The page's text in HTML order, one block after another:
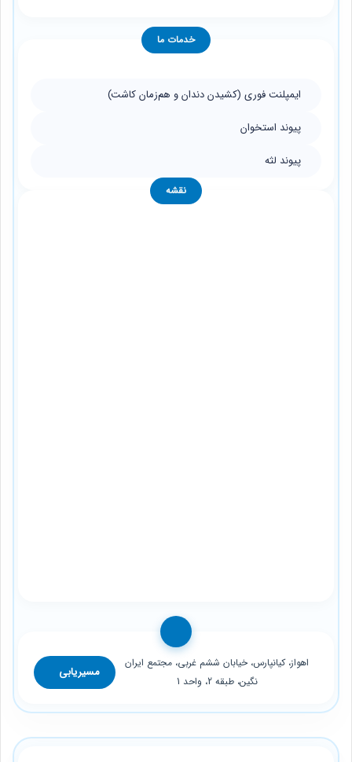
خدمات ما
ایمپلنت فوری (کشیدن دندان و هم‌زمان کاشت)
پیوند استخوان
پیوند لثه
نقشه
اهواز، کیانپارس، خیابان ششم غربی، مجتمع ایران
نگین، طبقه 2، واحد 1
مسیریابی